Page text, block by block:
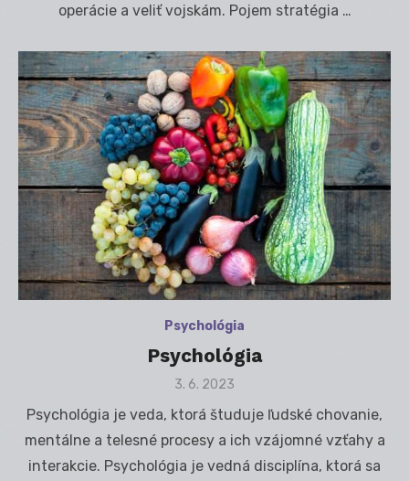
operácie a veliť vojskám. Pojem stratégia …
Psychológia
Psychológia
Posted
3. 6. 2023
Psychológia je veda, ktorá študuje ľudské chovanie,
mentálne a telesné procesy a ich vzájomné vzťahy a
interakcie. Psychológia je vedná disciplína, ktorá sa